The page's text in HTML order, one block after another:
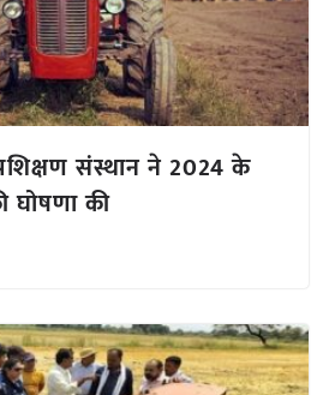
संस्थान ने 2024 के
घोषणा की